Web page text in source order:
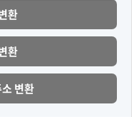
환
환
변환